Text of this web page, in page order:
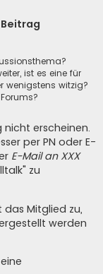
ist es eine für
wenigstens witzig?
nicht erscheinen.
per PN oder E-
E-Mail an XXX
zu
Mitglied zu,
werden